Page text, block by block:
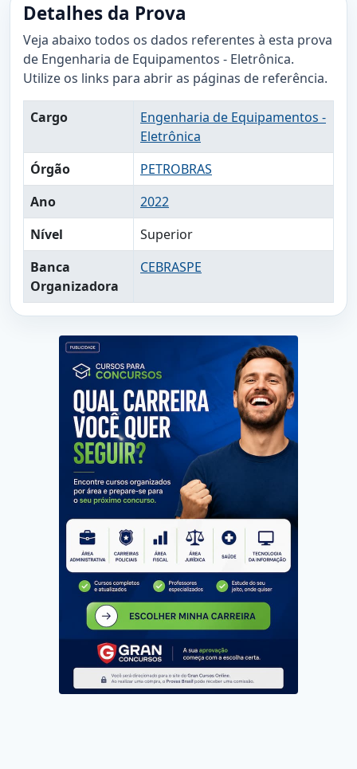
Detalhes da Prova
Veja abaixo todos os dados referentes à esta prova
de Engenharia de Equipamentos - Eletrônica.
Utilize os links para abrir as páginas de referência.
Cargo
Engenharia de Equipamentos -
Eletrônica
Órgão
PETROBRAS
Ano
2022
Nível
Superior
Banca
Organizadora
CEBRASPE